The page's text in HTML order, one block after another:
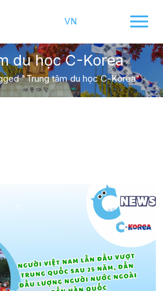
VN
du học C-Korea
"Trung tâm du học C-Korea"